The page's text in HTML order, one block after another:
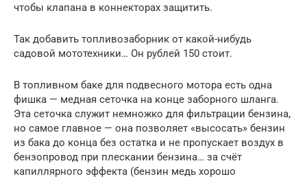
чтобы клапана в коннекторах защитить.
Так добавить топливозаборник от какой-нибудь
садовой мототехники… Он рублей 150 стоит.
В топливном баке для подвесного мотора есть одна
фишка — медная сеточка на конце заборного шланга.
Эта сеточка служит немножко для фильтрации бензина,
но самое главное — она позволяет «высосать» бензин
из бака до конца без остатка и не пропускает воздух в
бензопровод при плескании бензина… за счёт
капиллярного эффекта (бензин медь хорошо